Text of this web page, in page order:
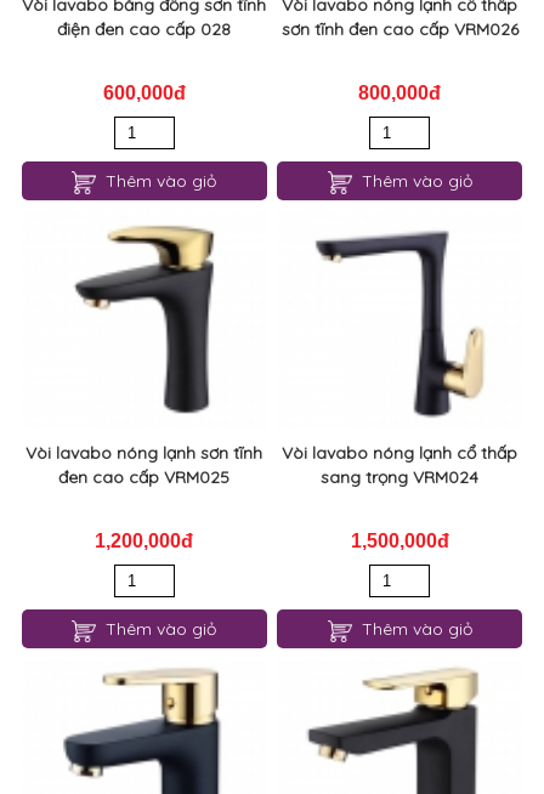
Vòi lavabo bằng đồng sơn tĩnh
điện đen cao cấp 028
600,000đ
Vòi lavabo nóng lạnh cổ thấp
sơn tĩnh đen cao cấp VRM026
800,000đ
Thêm vào giỏ
Vòi lavabo nóng lạnh sơn tĩnh
đen cao cấp VRM025
1,200,000đ
Vòi lavabo nóng lạnh cổ thấp
sang trọng VRM024
1,500,000đ